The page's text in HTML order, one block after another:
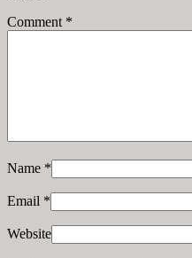
Comment *
Name *
Email *
Website